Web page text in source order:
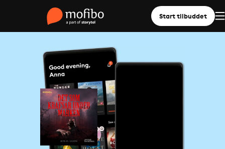
Start tilbuddet